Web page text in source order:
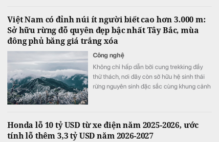
Việt Nam có đỉnh núi ít người biết cao hơn 3.000 m:
Sở hữu rừng đỗ quyên đẹp bậc nhất Tây Bắc, mùa
đông phủ băng giá trắng xóa
Công nghệ
Không chỉ hấp dẫn bởi cung trekking đầy
thử thách, nơi đây còn sở hữu hệ sinh thái
rừng nguyên sinh đặc sắc cùng khung cảnh
Honda lỗ 10 tỷ USD từ xe điện năm 2025-2026, ước
tính lỗ thêm 3,3 tỷ USD năm 2026-2027